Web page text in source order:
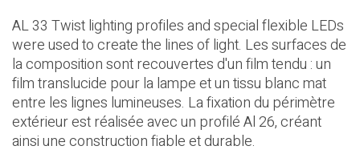
AL 33 Twist lighting profiles and special flexible LEDs
were used to create the lines of light. Les surfaces de
la composition sont recouvertes d'un film tendu : un
film translucide pour la lampe et un tissu blanc mat
entre les lignes lumineuses. La fixation du périmètre
extérieur est réalisée avec un profilé Al 26, créant
ainsi une construction fiable et durable.